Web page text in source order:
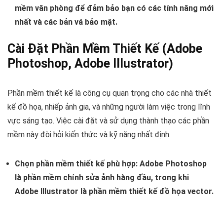
mềm văn phòng để đảm bảo bạn có các tính năng mới
nhất và các bản vá bảo mật.
Cài Đặt Phần Mềm Thiết Kế (Adobe
Photoshop, Adobe Illustrator)
Phần mềm thiết kế là công cụ quan trọng cho các nhà thiết
kế đồ họa, nhiếp ảnh gia, và những người làm việc trong lĩnh
vực sáng tạo. Việc cài đặt và sử dụng thành thạo các phần
mềm này đòi hỏi kiến thức và kỹ năng nhất định.
Chọn phần mềm thiết kế phù hợp: Adobe Photoshop
là phần mềm chỉnh sửa ảnh hàng đầu, trong khi
Adobe Illustrator là phần mềm thiết kế đồ họa vector.